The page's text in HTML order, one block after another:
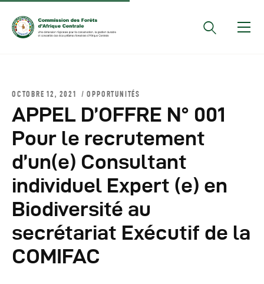
Conseils Des Ministres
Comptes Rendus De
Réunions Sous-
Régionales
Rapports
Publications
COMIFAC Newsletter
Réunions Réseaux
CEFDHAC
OCTOBRE 12, 2021 OPPORTUNITÉS
APPEL D’OFFRE N° 001
Pour le recrutement
d’un(e) Consultant
individuel Expert (e) en
Biodiversité au
secrétariat Exécutif de la
COMIFAC